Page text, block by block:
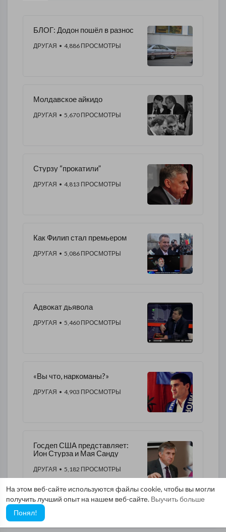
На этом веб-сайте используются файлы cookie, чтобы вы могли
получить лучший опыт на нашем веб-сайте. Выучить больше
Понял!
БЛОГ: Додон пошёл в разнос
ДРУГАЯ • 4,886 ПРОСМОТРЫ
Молдавское айкидо
ДРУГАЯ • 5,670 ПРОСМОТРЫ
Стурзу “прокатили”
ДРУГАЯ • 4,813 ПРОСМОТРЫ
Как Филип стал премьером
ДРУГАЯ • 5,086 ПРОСМОТРЫ
Адвокат дьявола
ДРУГАЯ • 5,460 ПРОСМОТРЫ
«Вы что, наркоманы?»
ДРУГАЯ • 4,903 ПРОСМОТРЫ
Госдеп США представляет:
Ион Стурза и Мая Санду
ДРУГАЯ • 5,182 ПРОСМОТРЫ